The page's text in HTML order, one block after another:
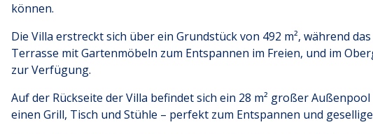
können.
Die Villa erstreckt sich über ein Grundstück von 492 m², während
Terrasse mit Gartenmöbeln zum Entspannen im Freien, und im
zur Verfügung.
Auf der Rückseite der Villa befindet sich ein 28 m² großer
einen Grill, Tisch und Stühle – perfekt zum Entspannen und